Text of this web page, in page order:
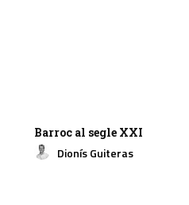
Barroc al segle XXI
Dionís Guiteras